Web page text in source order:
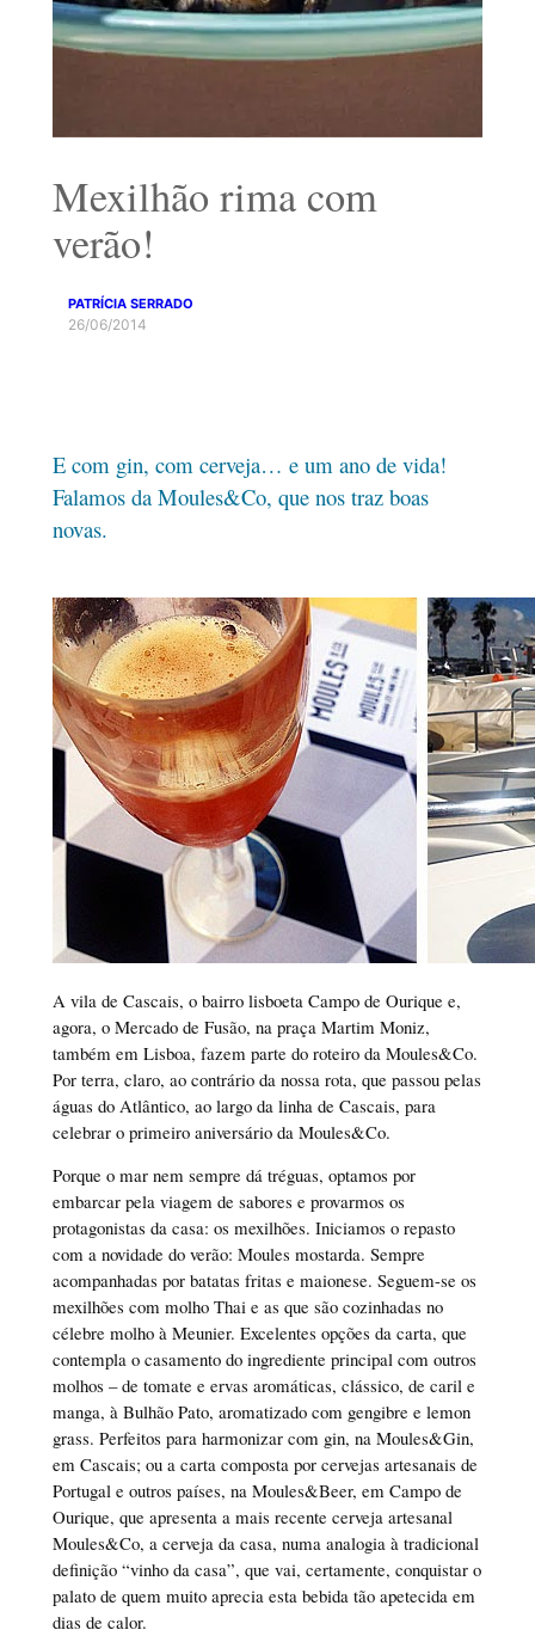
Mexilhão rima com
verão!
PATRÍCIA SERRADO
26/06/2014
E com gin, com cerveja… e um ano de vida!
Falamos da Moules&Co, que nos traz boas
novas.
A vila de Cascais, o bairro lisboeta Campo de Ourique e,
agora, o Mercado de Fusão, na praça Martim Moniz,
também em Lisboa, fazem parte do roteiro da Moules&Co.
Por terra, claro, ao contrário da nossa rota, que passou pelas
águas do Atlântico, ao largo da linha de Cascais, para
celebrar o primeiro aniversário da Moules&Co.
Porque o mar nem sempre dá tréguas, optamos por
embarcar pela viagem de sabores e provarmos os
protagonistas da casa: os mexilhões. Iniciamos o repasto
com a novidade do verão: Moules mostarda. Sempre
acompanhadas por batatas fritas e maionese. Seguem-se os
mexilhões com molho Thai e as que são cozinhadas no
célebre molho à Meunier. Excelentes opções da carta, que
contempla o casamento do ingrediente principal com outros
molhos – de tomate e ervas aromáticas, clássico, de caril e
manga, à Bulhão Pato, aromatizado com gengibre e lemon
grass. Perfeitos para harmonizar com gin, na Moules&Gin,
em Cascais; ou a carta composta por cervejas artesanais de
Portugal e outros países, na Moules&Beer, em Campo de
Ourique, que apresenta a mais recente cerveja artesanal
Moules&Co, a cerveja da casa, numa analogia à tradicional
definição “vinho da casa”, que vai, certamente, conquistar o
palato de quem muito aprecia esta bebida tão apetecida em
dias de calor.